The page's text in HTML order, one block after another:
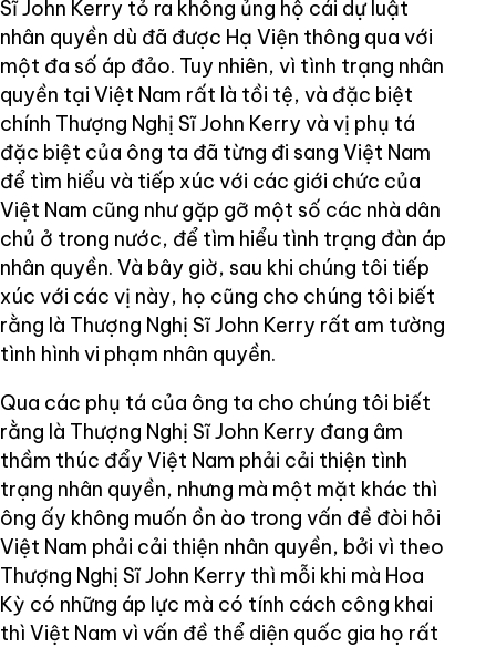
Sĩ John Kerry tỏ ra không ủng hộ cái dự luật
nhân quyền dù đã được Hạ Viện thông qua với
một đa số áp đảo. Tuy nhiên, vì tình trạng nhân
quyền tại Việt Nam rất là tồi tệ, và đặc biệt
chính Thượng Nghị Sĩ John Kerry và vị phụ tá
đặc biệt của ông ta đã từng đi sang Việt Nam
để tìm hiểu và tiếp xúc với các giới chức của
Việt Nam cũng như gặp gỡ một số các nhà dân
chủ ở trong nước, để tìm hiểu tình trạng đàn áp
nhân quyền. Và bây giờ, sau khi chúng tôi tiếp
xúc với các vị này, họ cũng cho chúng tôi biết
rằng là Thượng Nghị Sĩ John Kerry rất am tường
tình hình vi phạm nhân quyền.
Qua các phụ tá của ông ta cho chúng tôi biết
rằng là Thượng Nghị Sĩ John Kerry đang âm
thầm thúc đẩy Việt Nam phải cải thiện tình
trạng nhân quyền, nhưng mà một mặt khác thì
ông ấy không muốn ồn ào trong vấn đề đòi hỏi
Việt Nam phải cải thiện nhân quyền, bởi vì theo
Thượng Nghị Sĩ John Kerry thì mỗi khi mà Hoa
Kỳ có những áp lực mà có tính cách công khai
thì Việt Nam vì vấn đề thể diện quốc gia họ rất